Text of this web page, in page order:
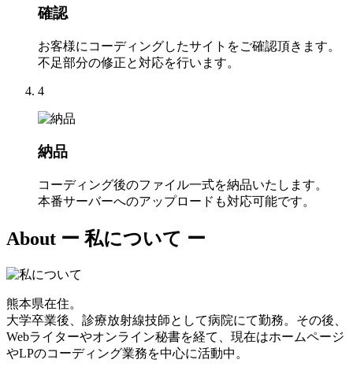
確認
お客様にコーディングしたサイトをご確認頂きます。
不足部分の修正と対応を行います。
4
納品
コーディング後のファイル一式を納品いたします。
本番サーバーへのアップロードも対応可能です。
About ー 私について ー
熊本県在住。
大学卒業後、診療放射線技師として病院にて勤務。その後、
Webライターやオンライン秘書を経て、現在はホームページ
やLPのコーディング業務を中心に活動中。